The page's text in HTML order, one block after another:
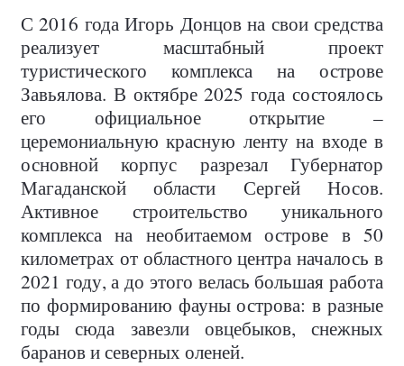
С 2016 года Игорь Донцов на свои средства
реализует масштабный проект
туристического комплекса на острове
Завьялова. В октябре 2025 года состоялось
его официальное открытие –
церемониальную красную ленту на входе в
основной корпус разрезал Губернатор
Магаданской области Сергей Носов.
Активное строительство уникального
комплекса на необитаемом острове в 50
километрах от областного центра началось в
2021 году, а до этого велась большая работа
по формированию фауны острова: в разные
годы сюда завезли овцебыков, снежных
баранов и северных оленей.